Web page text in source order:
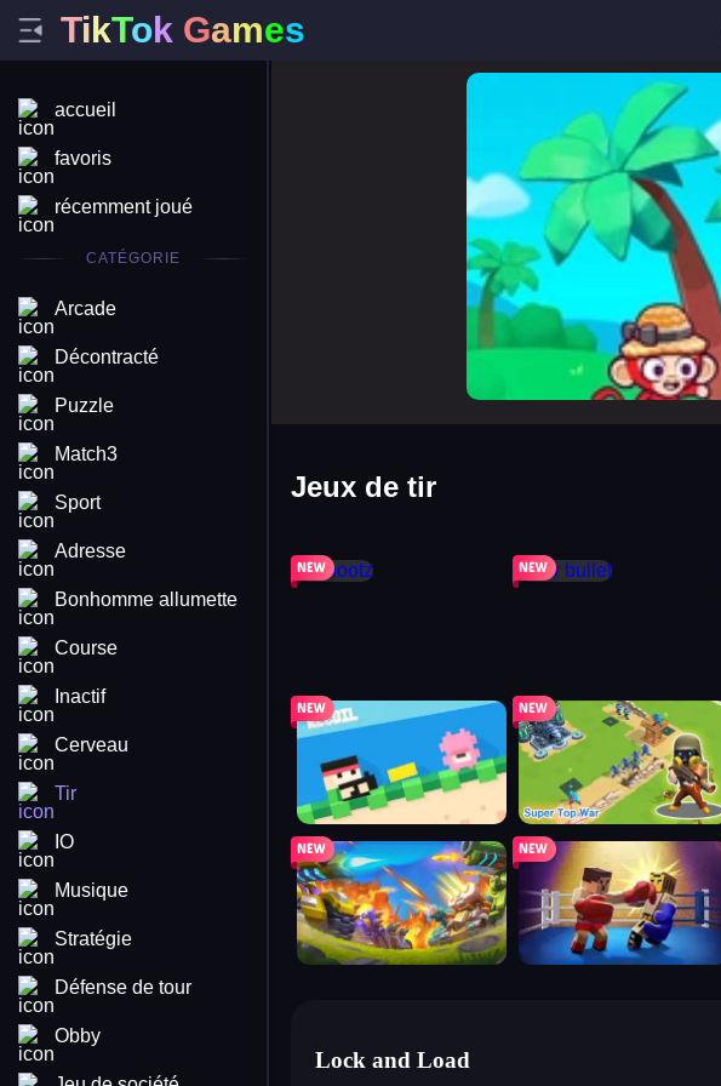
TikTok Games
accueil
favoris
récemment joué
CATÉGORIE
Arcade
Décontracté
Puzzle
Match3
Sport
Adresse
Bonhomme allumette
Course
Inactif
Cerveau
Tir
IO
Musique
Stratégie
Défense de tour
Obby
monkey mart
Jeux de tir
shootz mr bullet
recoil super top war
just tanks punch legend simulator
Lock and Load